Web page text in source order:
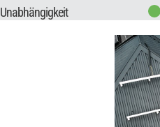
Unabhängigkeit